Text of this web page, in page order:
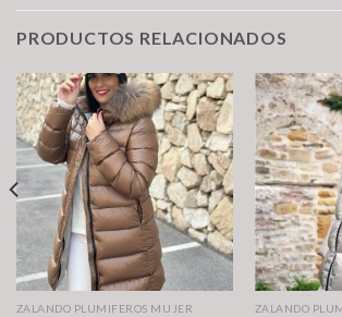
PRODUCTOS RELACIONADOS
ZALANDO PLUMIFEROS MUJER ZALANDO